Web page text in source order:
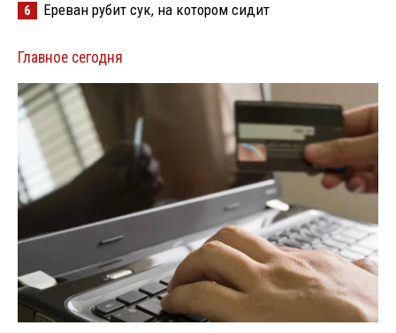
6 Ереван рубит сук, на котором сидит
Главное сегодня